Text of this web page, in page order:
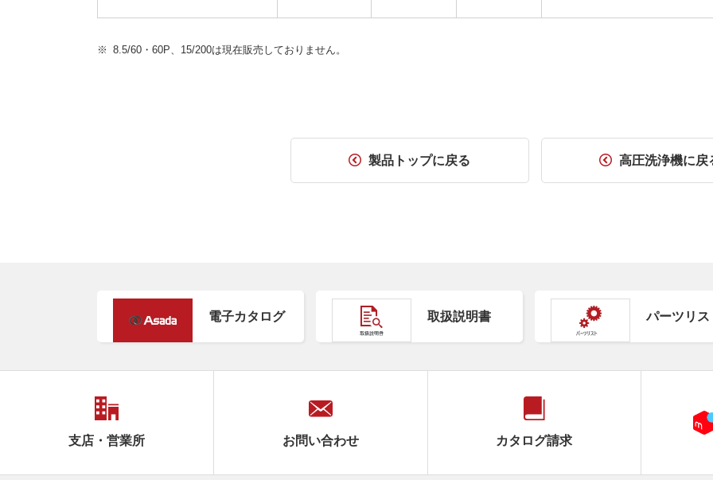
8.5/60・60P、15/200は現在販売しておりません。
製品トップに戻る 高圧洗浄機に戻
電子カタログ 取扱説明書 パーツリス
支店・営業所 お問い合わせ カタログ請求